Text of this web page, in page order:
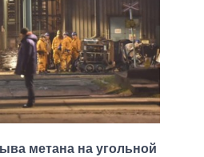
метана на угольной